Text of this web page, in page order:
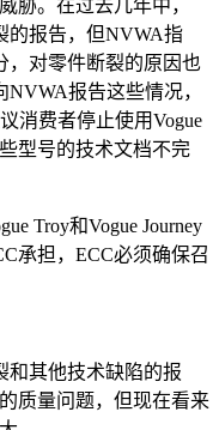
胁。在过去几年中，
的报告，但NVWA指
，对零件断裂的原因也
报告这些情况，
消费者停止使用Vogue
型号的技术文档不完
Troy和Vogue Journey
承担，ECC必须确保召
和其他技术缺陷的报
质量问题，但现在看来